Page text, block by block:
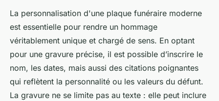
La personnalisation d'une plaque funéraire moderne
est essentielle pour rendre un hommage
véritablement unique et chargé de sens. En optant
pour une gravure précise, il est possible d’inscrire le
nom, les dates, mais aussi des citations poignantes
qui reflètent la personnalité ou les valeurs du défunt.
La gravure ne se limite pas au texte : elle peut inclure